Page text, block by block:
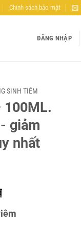
Chính sách bảo mật
ĐĂNG NHẬP
SINH TIÊM
100ML.
giảm
nhất
Khoảng
giá:
từ